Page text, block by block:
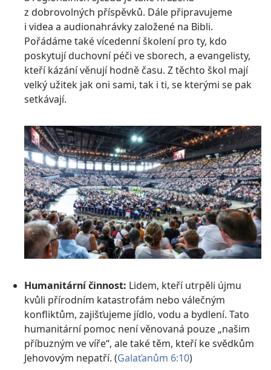
z dobrovolných příspěvků. Dále připravujeme
i videa a audionahrávky založené na Bibli.
Pořádáme také vícedenní školení pro ty, kdo
poskytují duchovní péči ve sborech, a evangelisty,
kteří kázání věnují hodně času. Z těchto škol mají
velký užitek jak oni sami, tak i ti, se kterými se pak
setkávají.
Humanitární činnost: Lidem, kteří utrpěli újmu
kvůli přírodním katastrofám nebo válečným
konfliktům, zajišťujeme jídlo, vodu a bydlení. Tato
humanitární pomoc není věnovaná pouze „našim
příbuzným ve víře“, ale také těm, kteří ke svědkům
Jehovovým nepatří. (Galaťanům 6:10)